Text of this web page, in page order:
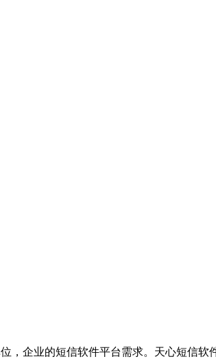
，企业的短信软件平台需求。天心短信